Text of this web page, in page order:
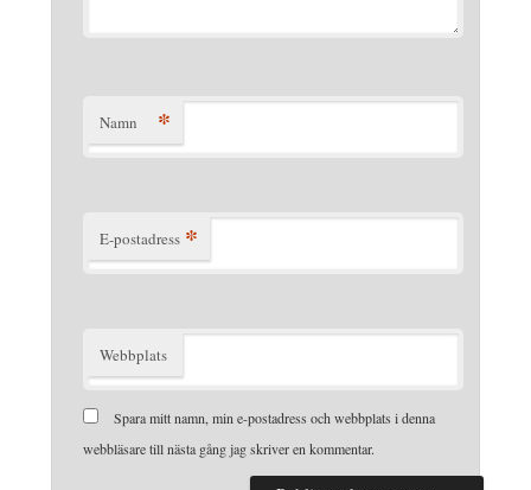
Namn *
E-postadress *
Webbplats
Spara mitt namn, min e-postadress och webbplats i denna
webbläsare till nästa gång jag skriver en kommentar.